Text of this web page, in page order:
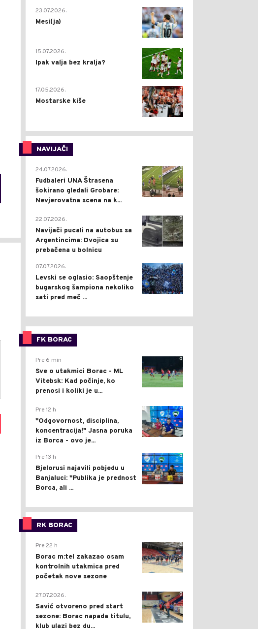
0
23.07.2026.
Mesi(ja)
2
15.07.2026.
Ipak valja bez kralja?
0
17.05.2026.
Mostarske kiše
NAVIJAČI
0
24.07.2026.
Fudbaleri UNA Štrasena
šokirano gledali Grobare:
Nevjerovatna scena na k...
0
22.07.2026.
Navijači pucali na autobus sa
Argentincima: Dvojica su
prebačena u bolnicu
1
07.07.2026.
Levski se oglasio: Saopštenje
bugarskog šampiona nekoliko
sati pred meč ...
FK BORAC
0
Pre 6 min
Sve o utakmici Borac - ML
Vitebsk: Kad počinje, ko
prenosi i koliki je u...
0
Pre 12 h
"Odgovornost, disciplina,
koncentracija!" Jasna poruka
iz Borca - ovo je...
0
Pre 13 h
Bjelorusi najavili pobjedu u
Banjaluci: "Publika je prednost
Borca, ali ...
RK BORAC
0
Pre 22 h
Borac m:tel zakazao osam
kontrolnih utakmica pred
početak nove sezone
0
27.07.2026.
Savić otvoreno pred start
sezone: Borac napada titulu,
klub ulazi bez du...